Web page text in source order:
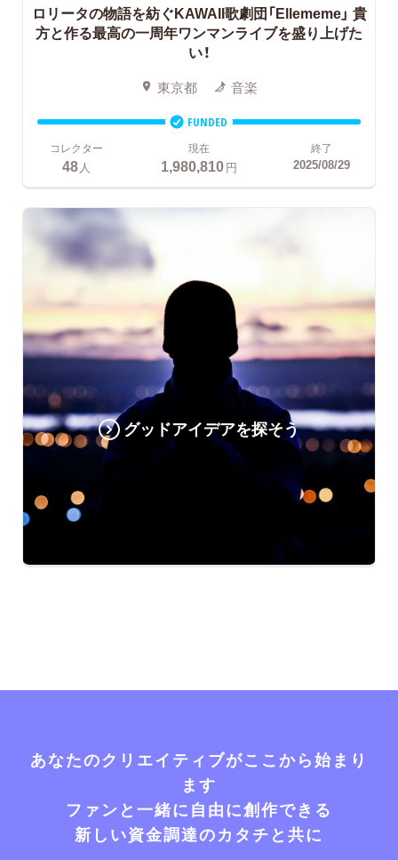
ロリータの物語を紡ぐKAWAII歌劇団「Ellememe」 貴
方と作る最高の一周年ワンマンライブを盛り上げた
い！
東京都 音楽
FUNDED
コレクター
48人
現在
1,980,810円
終了
2025/08/29
グッドアイデアを探そう
あなたのクリエイティブがここから始まり
ます
ファンと一緒に自由に創作できる
新しい資金調達のカタチと共に